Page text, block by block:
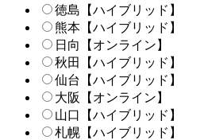
徳島【ハイブリッド】
熊本【ハイブリッド】
日向【オンライン】
秋田【ハイブリッド】
仙台【ハイブリッド】
大阪【オンライン】
山口【ハイブリッド】
札幌【ハイブリッド】